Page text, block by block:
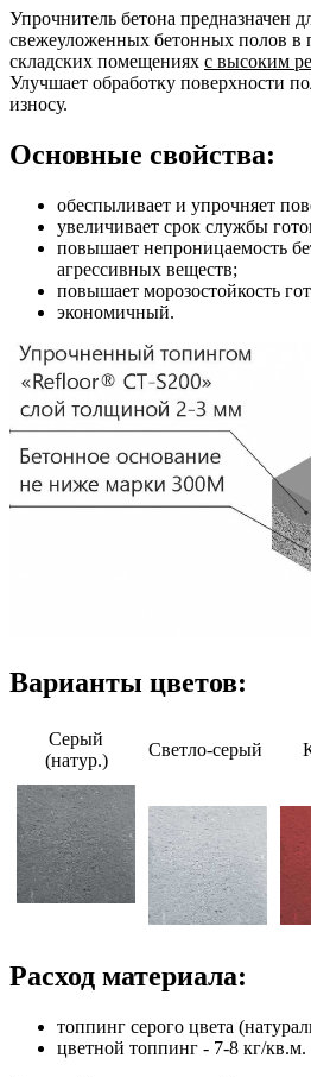
Упрочнитель бетона предназначен
свежеуложенных бетонных полов в
складских помещениях с высоким
Улучшает обработку поверхности
износу.
Основные свойства:
обеспыливает и упрочняет
увеличивает срок службы
повышает непроницаемость
агрессивных веществ;
повышает морозостойкость
экономичный.
Варианты цветов:
Серый
(натур.)
Светло-серый
Расход материала:
топпинг серого цвета
цветной топпинг - 7-8 кг/кв.м.